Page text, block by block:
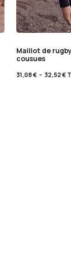
Maillot de
cousues
31,08€ – 32,52€